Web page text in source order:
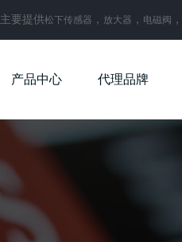
要提供松下传感器 ， 放大器 ， 电磁阀 ，
产品中心 代理品牌